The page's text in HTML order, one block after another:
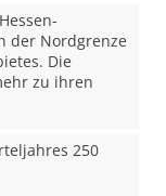
der Nordgrenze
Die
zu ihren
250